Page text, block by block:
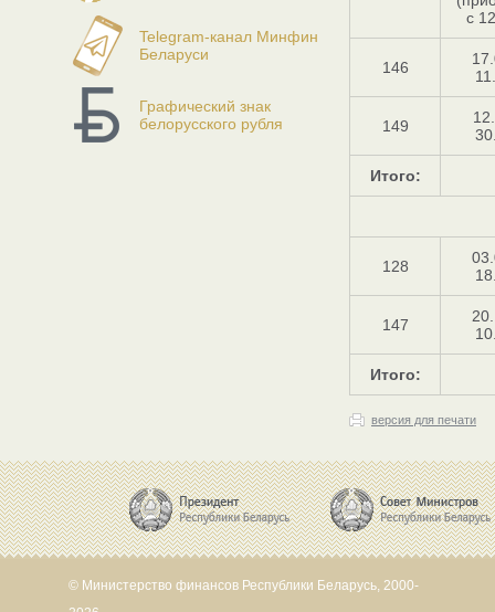
Telegram-канал Минфин
Беларуси
Графический знак
белорусского рубля
с
146
149
Итого:
128
147
Итого:
версия для печати
© Министерство финансов Республики Беларусь, 2000-